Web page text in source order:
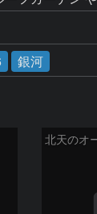
銀河
北天のオ